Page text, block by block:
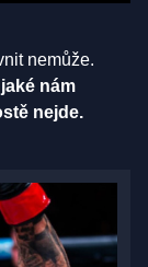
nemůže.
nám
nejde.